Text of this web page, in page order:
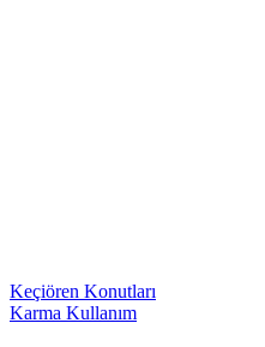
Keçiören Konutları
Karma Kullanım